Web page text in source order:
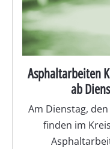
Asphaltarbeiten
ab
Am Dienstag,
finden im